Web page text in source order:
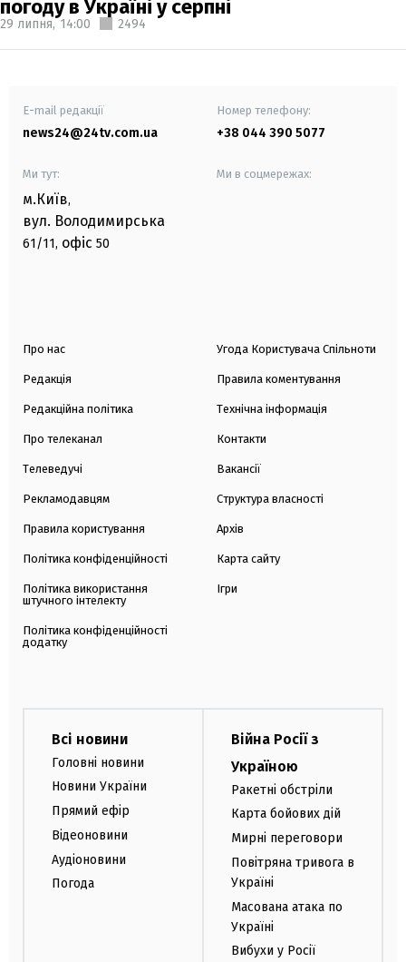
погоду в Україні у серпні
29 липня, 14:00 2494
E-mail редакції
news24@24tv.com.ua
Номер телефону:
+38 044 390 5077
Ми тут:
м.Київ,
вул. Володимирська
61/11, офіс 50
Ми в соцмережах:
Про нас
Редакція
Редакційна політика
Про телеканал
Телеведучі
Рекламодавцям
Правила користування
Політика конфіденційності
Політика використання
штучного інтелекту
Політика конфіденційності
додатку
Угода Користувача Спільноти
Правила коментування
Технічна інформація
Контакти
Вакансії
Структура власності
Архів
Карта сайту
Ігри
Всі новини
Головні новини
Новини України
Прямий ефір
Відеоновини
Аудіоновини
Погода
Війна Росії з
Україною
Ракетні обстріли
Карта бойових дій
Мирні переговори
Повітряна тривога в
Україні
Масована атака по
Україні
Вибухи у Росії